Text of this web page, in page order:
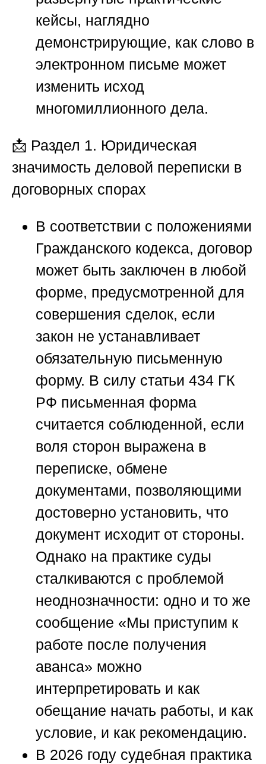
кейсы, наглядно
демонстрирующие, как слово в
электронном письме может
изменить исход
многомиллионного дела.
📩 Раздел 1. Юридическая
значимость деловой переписки в
договорных спорах
В соответствии с положениями
Гражданского кодекса, договор
может быть заключен в любой
форме, предусмотренной для
совершения сделок, если
закон не устанавливает
обязательную письменную
форму. В силу статьи 434 ГК
РФ письменная форма
считается соблюденной, если
воля сторон выражена в
переписке, обмене
документами, позволяющими
достоверно установить, что
документ исходит от стороны.
Однако на практике суды
сталкиваются с проблемой
неоднозначности: одно и то же
сообщение «Мы приступим к
работе после получения
аванса» можно
интерпретировать и как
обещание начать работы, и как
условие, и как рекомендацию.
В 2026 году судебная практика